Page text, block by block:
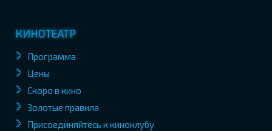
КИНОТЕАТР
Программа
Цены
Скоро в кино
Золотые правила
Присоединяйтесь к киноклубу